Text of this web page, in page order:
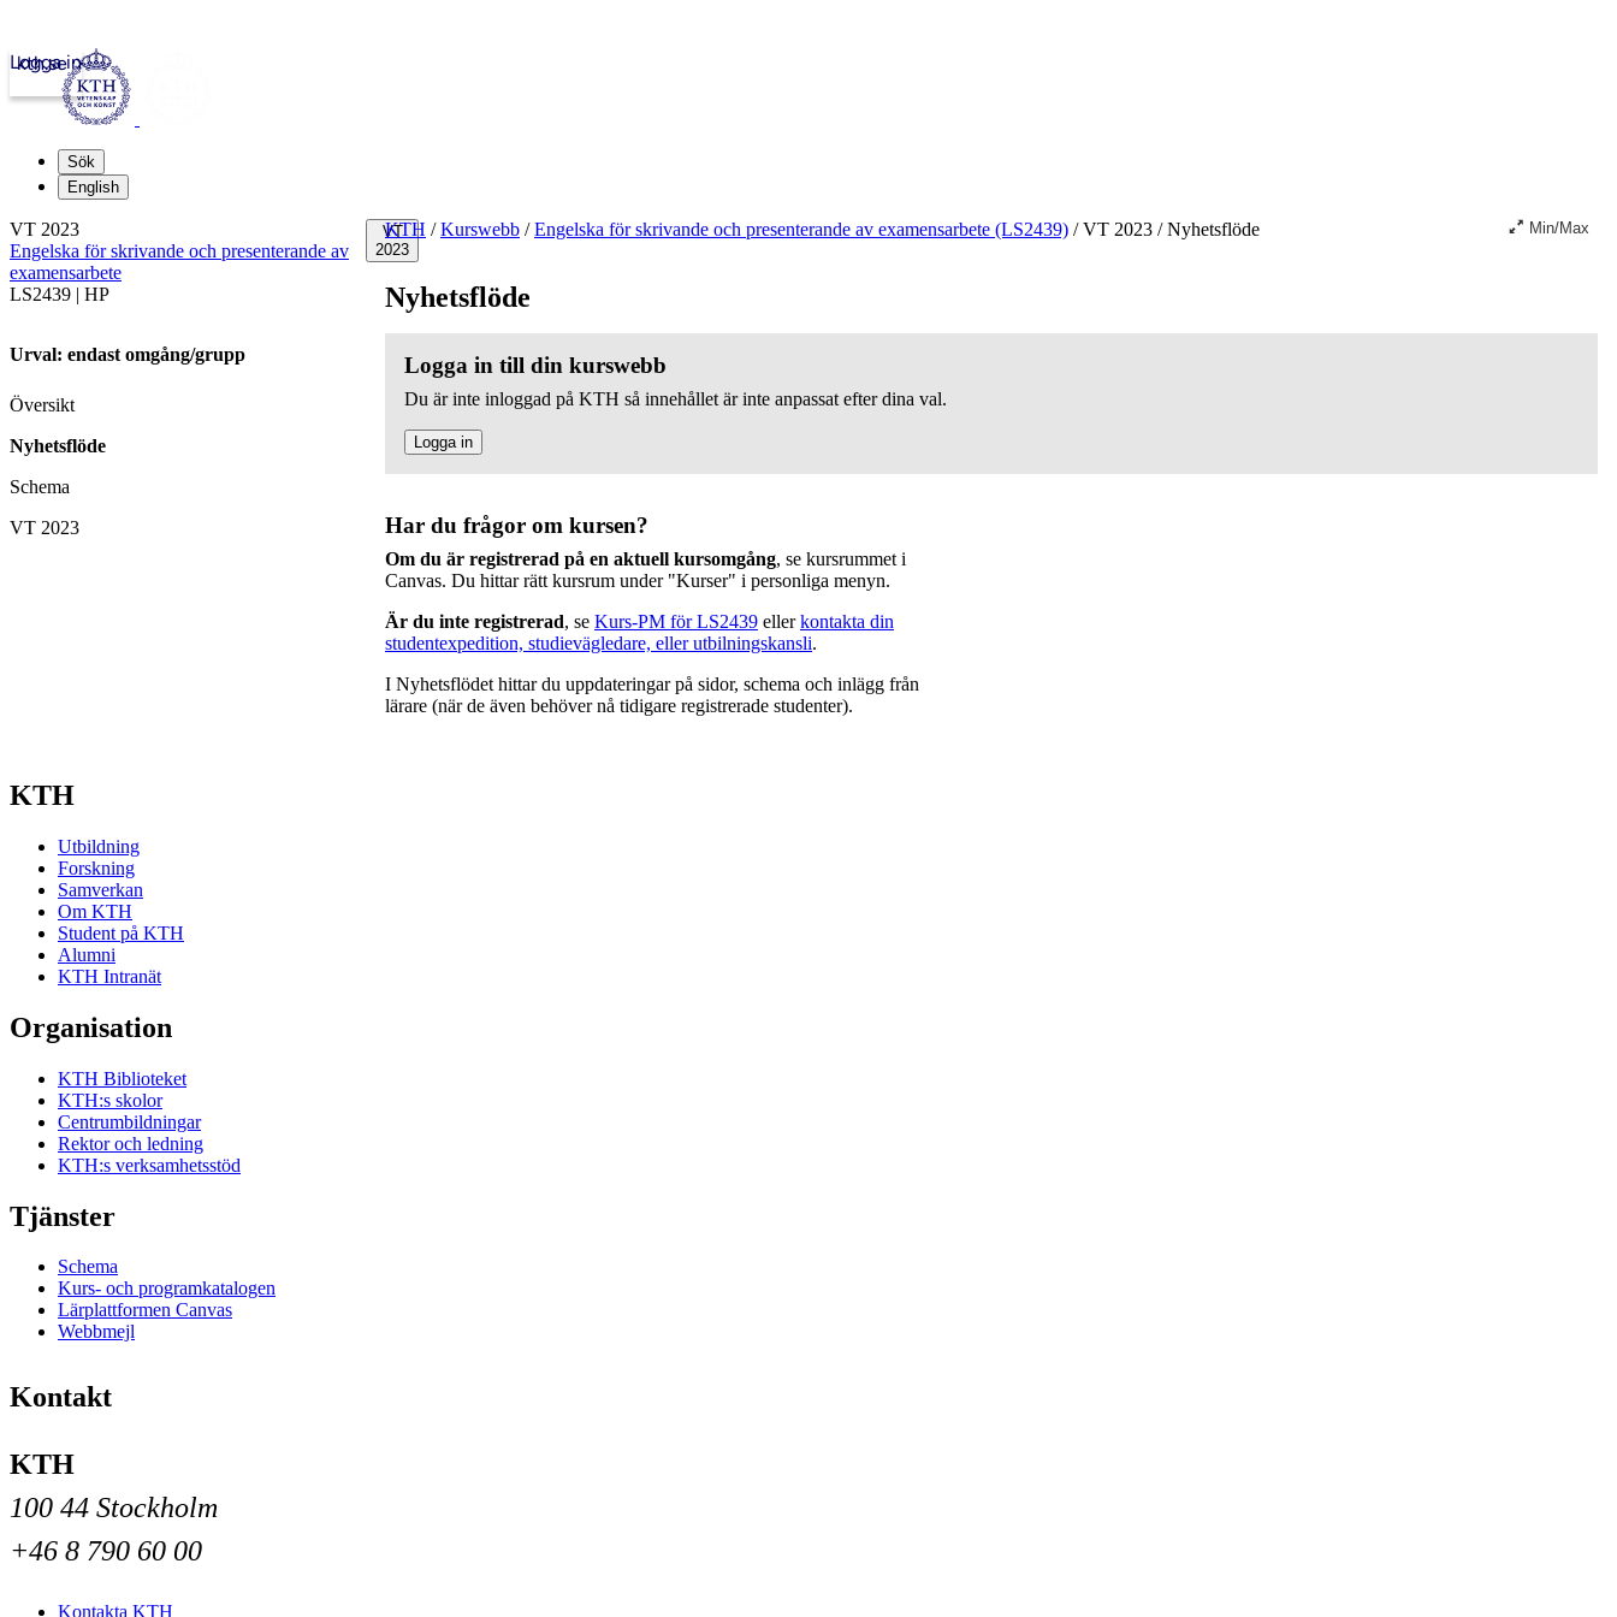
kth.se
Logga in
Sök
English
VT
2023
KTH / Kurswebb / Engelska för skrivande och presenterande av examensarbete (LS2439) /VT 2023 /Nyhetsflöde Min/Max
Nyhetsflöde
Logga in till din kurswebb
Du är inte inloggad på KTH så innehållet är inte anpassat efter dina val.
Logga in
Har du frågor om kursen?
Om du är registrerad på en aktuell kursomgång, se kursrummet i
Canvas. Du hittar rätt kursrum under "Kurser" i personliga menyn.
Är du inte registrerad, se Kurs-PM för LS2439 ellerkontakta din
studentexpedition, studievägledare, eller utbilningskansli.
I Nyhetsflödet hittar du uppdateringar på sidor, schema och inlägg från
lärare (när de även behöver nå tidigare registrerade studenter).
VT 2023
Engelska för skrivande och presenterande av
examensarbete
LS2439 | HP
Urval: endast omgång/grupp
Översikt
Nyhetsflöde
Schema
VT 2023
KTH
Utbildning
Forskning
Samverkan
Om KTH
Student på KTH
Alumni
KTH Intranät
Organisation
KTH Biblioteket
KTH:s skolor
Centrumbildningar
Rektor och ledning
KTH:s verksamhetsstöd
Tjänster
Schema
Kurs- och programkatalogen
Lärplattformen Canvas
Webbmejl
Kontakt
KTH
100 44 Stockholm
+46 8 790 60 00
Kontakta KTH